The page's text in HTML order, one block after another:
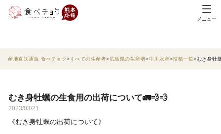
メニュー
産地直送通販 食べチョク すべての生産者 広島県の生産者 中川水産 投稿一覧 むき身牡
むき身牡蠣の生食用の出荷について🚛💨💨
2023/03/21
《むき身牡蠣の出荷について》